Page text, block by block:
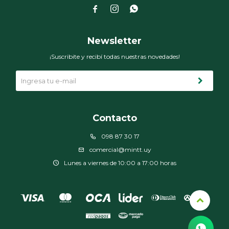
  
Contacto
098 87 30 17
comercial@mintt.uy
Lunes a viernes de 10:00 a 17:00 horas
Newsletter
¡Suscribite y recibí todas nuestras novedades!